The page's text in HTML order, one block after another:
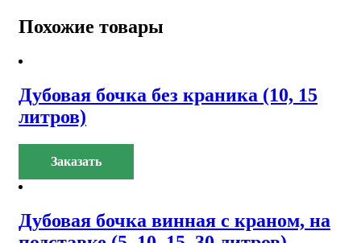
Похожие товары
Дубовая бочка без краника (10, 15
литров)
Заказать
Дубовая бочка винная с краном, на